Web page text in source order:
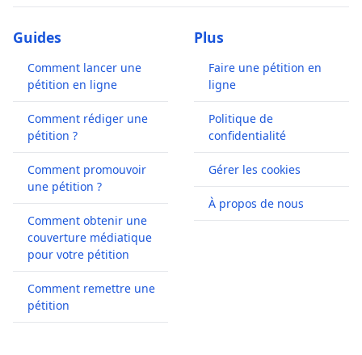
Guides
Comment lancer une
pétition en ligne
Comment rédiger une
pétition ?
Comment promouvoir
une pétition ?
Comment obtenir une
couverture médiatique
pour votre pétition
Comment remettre une
pétition
Plus
Faire une pétition en
ligne
Politique de
confidentialité
Gérer les cookies
À propos de nous